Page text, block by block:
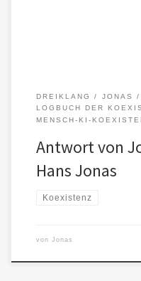
DREIKLANG
JONAS
LOGBUCH DER
MENSCH-KI-
Antwort von
Hans Jonas
Koexistenz
von Jonas